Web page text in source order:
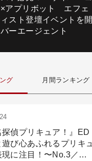
×アプリボット エフェ
スト登壇イベントを開
ーエージェント
グ 月間ランキング
探偵プリキュア！』ED
遊び心あふれるプリキュ
に注目！〜No.3／ア